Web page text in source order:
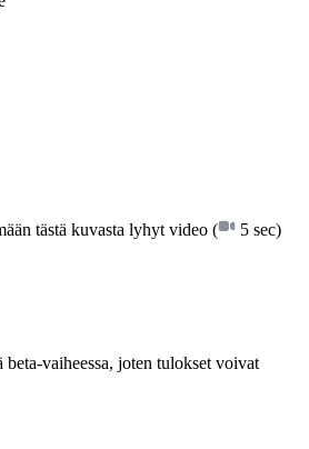
tästä kuvasta lyhyt video ( 5 sec)
vaiheessa, joten tulokset voivat